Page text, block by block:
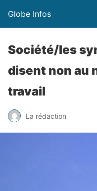
Globe Infos
Société/les
disent non au
travail
La rédaction